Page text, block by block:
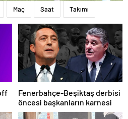
Maç Saat Takımı
Fenerbahçe-Beşiktaş derbisi
öncesi başkanların karnesi